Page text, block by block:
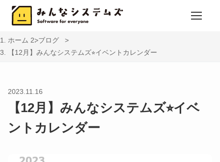
ホーム
ブログ
【12月】みんなシステムズ⭐︎イベントカレンダー
2023.11.16
【12月】みんなシステムズ⭐︎イベ
ントカレンダー